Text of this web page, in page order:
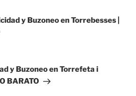
y Buzoneo en Torrebesses |
y Buzoneo en Torrefeta i
BARATO